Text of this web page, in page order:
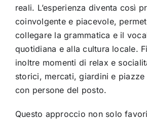
reali. L’esperienza diventa così
coinvolgente e piacevole,
collegare la grammatica e il
quotidiana e alla cultura locale.
inoltre momenti di relax e
storici, mercati, giardini e
con persone del posto.
Questo approccio non solo